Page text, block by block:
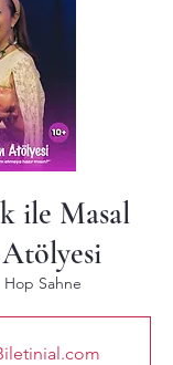
ile Masal
Hop Sahne